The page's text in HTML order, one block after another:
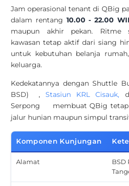
Jam operasional tenant di QBig
dalam rentang 10.00 - 22.00
maupun akhir pekan. Ritme
kawasan tetap aktif dari siang
untuk kebutuhan belanja
keluarga.
Kedekatannya denganShuttle
BSD)
,Stasiun KRL Cisauk,
Serpong
membuat QBig
jalur hunian maupun simpul
Komponen Kunjungan
Alamat
BSD